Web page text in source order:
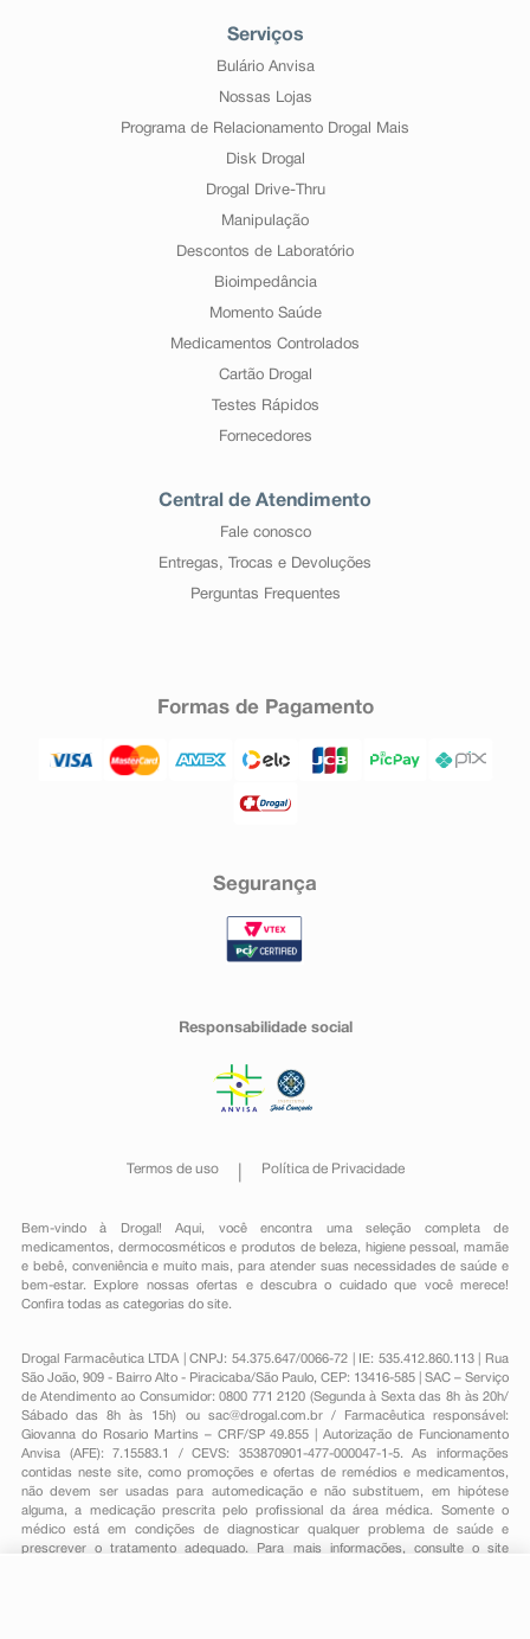
Serviços
Bulário Anvisa
Nossas Lojas
Programa de Relacionamento Drogal Mais
Disk Drogal
Drogal Drive-Thru
Manipulação
Descontos de Laboratório
Bioimpedância
Momento Saúde
Medicamentos Controlados
Cartão Drogal
Testes Rápidos
Fornecedores
Central de Atendimento
Fale conosco
Entregas, Trocas e Devoluções
Perguntas Frequentes
Formas de Pagamento
Segurança
Responsabilidade social
Termos de uso Política de Privacidade
Bem-vindo à Drogal! Aqui, você encontra uma seleção completa de
medicamentos , dermocosméticos e produtos de beleza, higiene pessoal ,mamãe
e bebê, conveniênciae muito mais, para atender suas necessidades de saúde e
bem-estar. Explore nossas ofertas e descubra o cuidado que você merece!
Confira todas as categorias do site.
Drogal Farmacêutica LTDA | CNPJ: 54.375.647/0066-72 | IE: 535.412.860.113 | Rua
São João, 909 - Bairro Alto - Piracicaba/São Paulo, CEP: 13416-585 | SAC – Serviço
de Atendimento ao Consumidor: 0800 771 2120 (Segunda à Sexta das 8h às 20h/
Sábado das 8h às 15h) ou sac@drogal.com.br/ Farmacêutica responsável:
Giovanna do Rosario Martins – CRF/SP 49.855 | Autorização de Funcionamento
Anvisa (AFE): 7.15583.1 / CEVS: 353870901-477-000047-1-5. As informações
contidas neste site, como promoções e ofertas de remédios e medicamentos,
não devem ser usadas para automedicação e não substituem, em hipótese
alguma, a medicação prescrita pelo profissional da área médica. Somente o
médico está em condições de diagnosticar qualquer problema de saúde e
prescrever o tratamento adequado. Para mais informações, consulte o site